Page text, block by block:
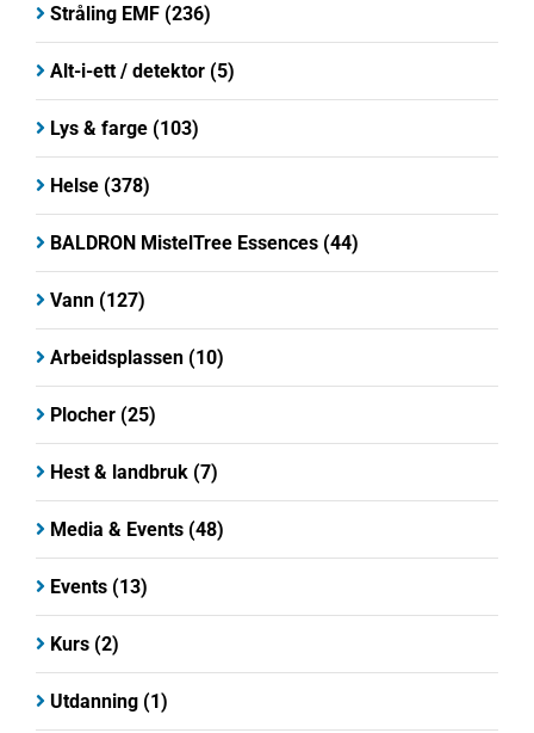
Stråling EMF (236)
Alt-i-ett / detektor (5)
Lys & farge (103)
Helse (378)
BALDRON MistelTree Essences (44)
Vann (127)
Arbeidsplassen (10)
Plocher (25)
Hest & landbruk (7)
Media & Events (48)
Events (13)
Kurs (2)
Utdanning (1)